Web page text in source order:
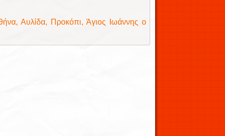
Αυλίδα, Προκόπι, Άγιος Ιωάννης ο